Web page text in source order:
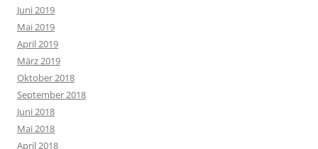
Juni 2019
Mai 2019
April 2019
März 2019
Oktober 2018
September 2018
Juni 2018
Mai 2018
April 2018